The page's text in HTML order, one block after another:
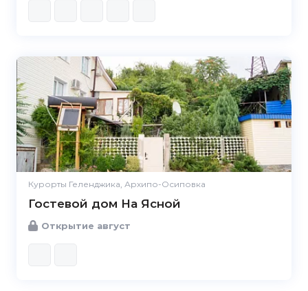
Курорты Геленджика, Архипо-Осиповка
Гостевой дом На Ясной
Открытие август